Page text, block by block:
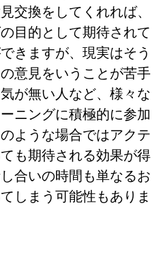
交換をしてくれれば、
目的として期待されて
きますが、現実はそう
意見をいうことが苦手
が無い人など、様々な
ニングに積極的に参加
ような場合ではアクテ
も期待される効果が得
合いの時間も単なるお
しまう可能性もありま